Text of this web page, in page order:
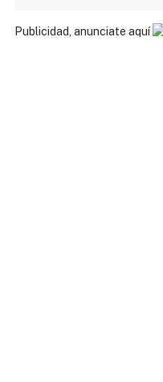
Publicidad, anunciate aquí